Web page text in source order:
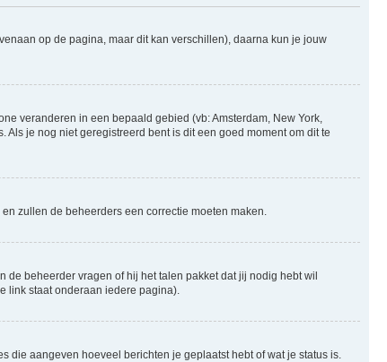
op de pagina, maar dit kan verschillen), daarna kun je jouw
veranderen in een bepaald gebied (vb: Amsterdam, New York,
je nog niet geregistreerd bent is dit een goed moment om dit te
zullen de beheerders een correctie moeten maken.
beheerder vragen of hij het talen pakket dat jij nodig hebt wil
link staat onderaan iedere pagina).
die aangeven hoeveel berichten je geplaatst hebt of wat je status is.